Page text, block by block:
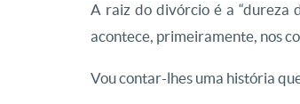
A raiz do divórcio é a “dureza
acontece, primeiramente, nos
Vou contar-lhes uma história